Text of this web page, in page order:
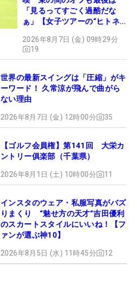
「見るってすごく過酷だな
ぁ」【女子ツアーの“ヒトネ
2026年8月7日 (金) 09時29分
19
世界の最新スイングは「圧縮」がキ
ーワード！ 久常涼が飛んで曲がら
ない理由
2026年8月7日 (金) 12時00分 35
【ゴルフ会員権】第141回 大栄カ
ントリー俱楽部（千葉県）
2026年8月1日 (土) 10時00分 11
インスタのウェア・私服写真がバズ
りまくり “魅せ方の天才”吉田優利
のスカートスタイルにいいね！【フ
ァンが選ぶ神10】
2026年8月5日 (水) 11時45分 12